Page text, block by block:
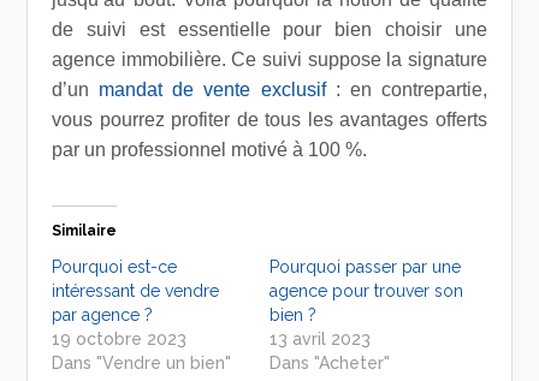
de suivi est essentielle pour bien choisir une
agence immobilière. Ce suivi suppose la signature
d’un mandat de vente exclusif: en contrepartie,
vous pourrez profiter de tous les avantages offerts
par un professionnel motivé à 100 %.
Similaire
Pourquoi est-ce
intéressant de vendre
par agence ?
19 octobre 2023
Dans "Vendre un bien"
Pourquoi passer par une
agence pour trouver son
bien ?
13 avril 2023
Dans "Acheter"